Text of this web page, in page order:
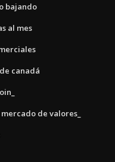
bajando
al mes
canadá
de valores_